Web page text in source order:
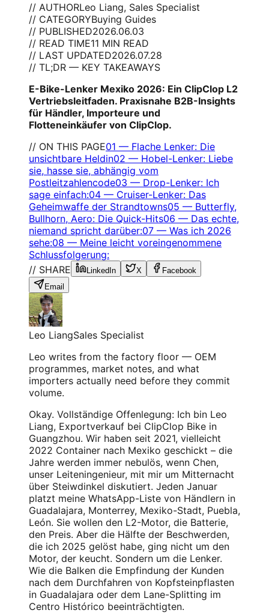
// AUTHORLeo Liang, Sales Specialist
// CATEGORYBuying Guides
// PUBLISHED2026.06.03
// READ TIME11 MIN READ
// LAST UPDATED2026.07.28
// TL;DR — KEY TAKEAWAYS
E-Bike-Lenker Mexiko 2026: Ein ClipClop L2
Vertriebsleitfaden. Praxisnahe B2B-Insights
für Händler, Importeure und
Flotteneinkäufer von ClipClop.
// ON THIS PAGE01 — Flache Lenker: Die
unsichtbare Heldin02 — Hobel-Lenker: Liebe
sie, hasse sie, abhängig vom
Postleitzahlencode03 — Drop-Lenker: Ich
sage einfach:04 — Cruiser-Lenker: Das
Geheimwaffe der Strandtowns05 — Butterfly,
Bullhorn, Aero: Die Quick-Hits06 — Das echte,
niemand spricht darüber:07 — Was ich 2026
sehe:08 — Meine leicht voreingenommene
Schlussfolgerung:
// SHARE
LinkedIn X
Facebook
Email
Leo LiangSales Specialist
Leo writes from the factory floor — OEM
programmes, market notes, and what
importers actually need before they commit
volume.
Okay. Vollständige Offenlegung: Ich bin Leo
Liang, Exportverkauf bei ClipClop Bike in
Guangzhou. Wir haben seit 2021, vielleicht
2022 Container nach Mexiko geschickt – die
Jahre werden immer nebulös, wenn Chen,
unser Leiteningenieur, mit mir um Mitternacht
über Steiwdinkel diskutiert. Jeden Januar
platzt meine WhatsApp-Liste von Händlern in
Guadalajara, Monterrey, Mexiko-Stadt, Puebla,
León. Sie wollen den L2-Motor, die Batterie,
den Preis. Aber die Hälfte der Beschwerden,
die ich 2025 gelöst habe, ging nicht um den
Motor, der keucht. Sondern um die Lenker.
Wie die Balken die Empfindung der Kunden
nach dem Durchfahren von Kopfsteinpflasten
in Guadalajara oder dem Lane-Splitting im
Centro Histórico beeinträchtigten.